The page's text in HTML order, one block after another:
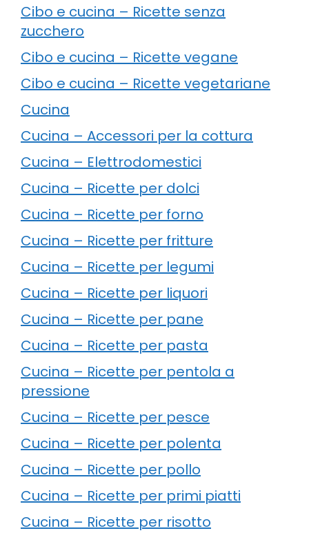
Cibo e cucina – Ricette senza
zucchero
Cibo e cucina – Ricette vegane
Cibo e cucina – Ricette vegetariane
Cucina
Cucina – Accessori per la cottura
Cucina – Elettrodomestici
Cucina – Ricette per dolci
Cucina – Ricette per forno
Cucina – Ricette per fritture
Cucina – Ricette per legumi
Cucina – Ricette per liquori
Cucina – Ricette per pane
Cucina – Ricette per pasta
Cucina – Ricette per pentola a
pressione
Cucina – Ricette per pesce
Cucina – Ricette per polenta
Cucina – Ricette per pollo
Cucina – Ricette per primi piatti
Cucina – Ricette per risotto